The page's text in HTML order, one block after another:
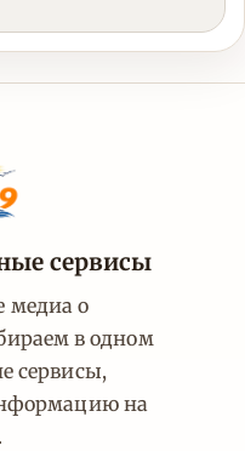
сервисы
медиа о
в одном
сервисы,
на